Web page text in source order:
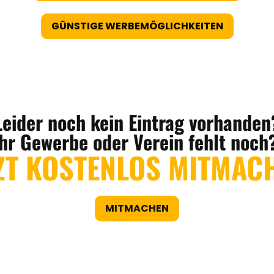
GÜNSTIGE WERBEMÖGLICHKEITEN
noch kein Eintrag
Gewerbe oder Verein fehlt
KOSTENLOS
MITMACHEN